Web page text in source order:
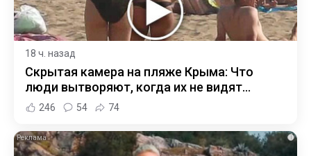
18 ч. назад
Скрытая камера на пляже Крыма: Что
люди вытворяют, когда их не видят...
246 54 74
i